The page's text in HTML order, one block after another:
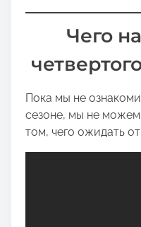
Чего
Пока мы не
сезоне, мы не
том, чего ожидать